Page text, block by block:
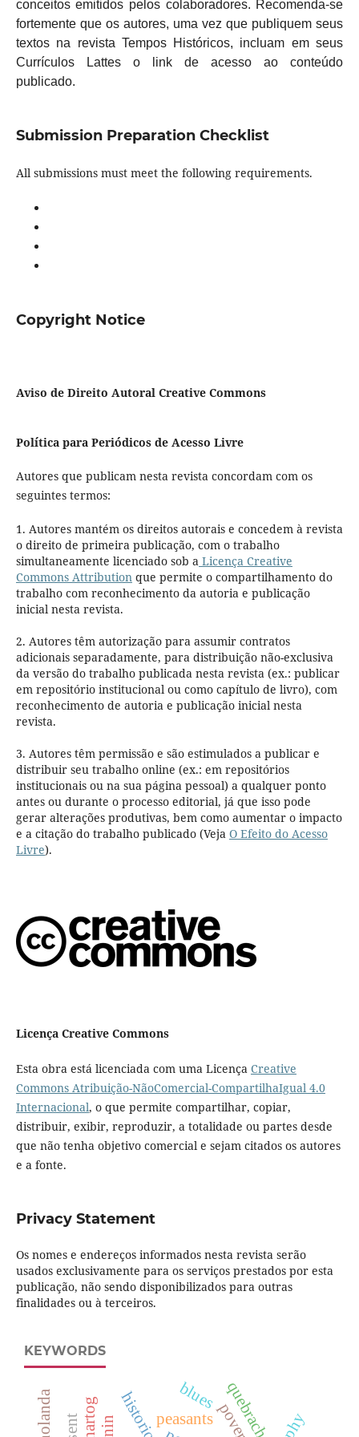
conceitos emitidos pelos colaboradores. Recomenda-se
fortemente que os autores, uma vez que publiquem seus
textos na revista Tempos Históricos, incluam em seus
Currículos Lattes o link de acesso ao conteúdo
publicado.
Submission Preparation Checklist
All submissions must meet the following requirements.
Copyright Notice
Aviso de Direito Autoral Creative Commons
Política para Periódicos de Acesso Livre
Autores que publicam nesta revista concordam com os
seguintes termos:
1. Autores mantém os direitos autorais e concedem à revista
o direito de primeira publicação, com o trabalho
simultaneamente licenciado sob aLicença Creative
Commons Attributionque permite o compartilhamento do
trabalho com reconhecimento da autoria e publicação
inicial nesta revista.
2. Autores têm autorização para assumir contratos
adicionais separadamente, para distribuição não-exclusiva
da versão do trabalho publicada nesta revista (ex.: publicar
em repositório institucional ou como capítulo de livro), com
reconhecimento de autoria e publicação inicial nesta
revista.
3. Autores têm permissão e são estimulados a publicar e
distribuir seu trabalho online (ex.: em repositórios
institucionais ou na sua página pessoal) a qualquer ponto
antes ou durante o processo editorial, já que isso pode
gerar alterações produtivas, bem como aumentar o impacto
e a citação do trabalho publicado (Veja O Efeito do Acesso
Livre).
Licença Creative Commons
Esta obra está licenciada com uma Licença Creative
Commons Atribuição-NãoComercial-CompartilhaIgual 4.0
Internacional, o que permite compartilhar, copiar,
distribuir, exibir, reproduzir, a totalidade ou partes desde
que não tenha objetivo comercial e sejam citados os autores
e a fonte.
Privacy Statement
Os nomes e endereços informados nesta revista serão
usados exclusivamente para os serviços prestados por esta
publicação, não sendo disponibilizados para outras
finalidades ou à terceiros.
KEYWORDS
peasants quebracho
blues